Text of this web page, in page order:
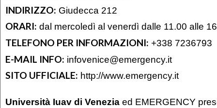
INDIRIZZO: Giudecca 212
ORARI: dal mercoledì al venerdì dalle 11.00 alle
TELEFONO PER INFORMAZIONI: +338 7236793
E-MAIL INFO: infovenice@emergency.it
SITO UFFICIALE: http://www.emergency.it
Università Iuav di Venezia ed EMERGENCY